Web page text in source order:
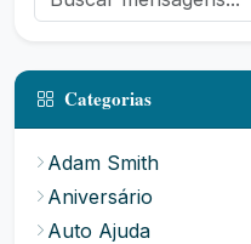
Categorias
Adam Smith
Aniversário
Auto Ajuda